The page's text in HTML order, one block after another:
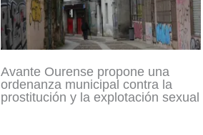
Avante Ourense propone una
ordenanza municipal contra la
prostitución y la explotación sexual